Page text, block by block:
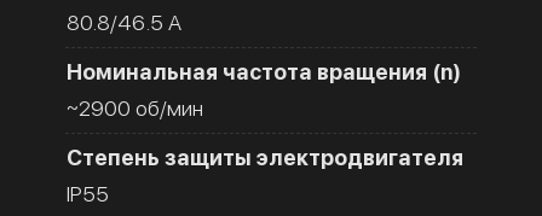
80.8/46.5 A
Номинальная частота вращения (n)
~2900 об/мин
Степень защиты электродвигателя
IP55